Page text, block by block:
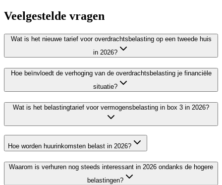
Veelgestelde vragen
Wat is het nieuwe tarief voor overdrachtsbelasting op een tweede huis
in 2026?
Hoe beïnvloedt de verhoging van de overdrachtsbelasting je financiële
situatie?
Wat is het belastingtarief voor vermogensbelasting in box 3 in 2026?
Hoe worden huurinkomsten belast in 2026?
Waarom is verhuren nog steeds interessant in 2026 ondanks de hogere
belastingen?